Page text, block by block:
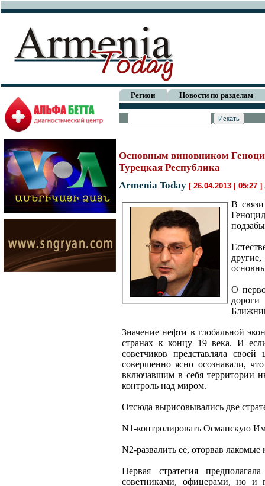
Регион Новости по разделам
Основным виновником
Турецкая Республика
Armenia Today [ 26.04.2013 | 05:27 ]
В
О
Значение нефти в глобальной
странах к концу 19 века. И
советчиков представляла
совершенно ясно осознавали,
включавшим в себя территории
контроль над миром.
Отсюда вырисовывались две
N1-контролировать Османскую
N2-развалить ее, оторвав лакомые
Первая стратегия
советниками, офицерами, но и